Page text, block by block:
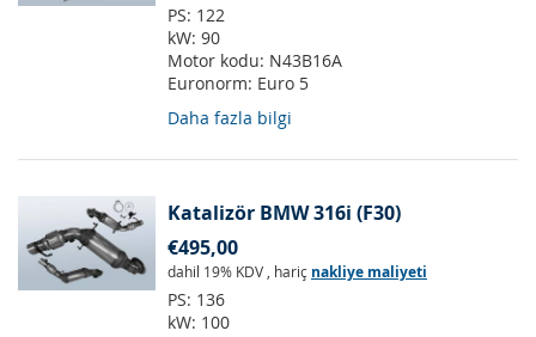
PS: 122
kW: 90
Motor kodu: N43B16A
Euronorm: Euro 5
Daha fazla bilgi
Katalizör BMW 316i (F30)
€495,00
dahil 19% KDV , hariç nakliye maliyeti
PS: 136
kW: 100